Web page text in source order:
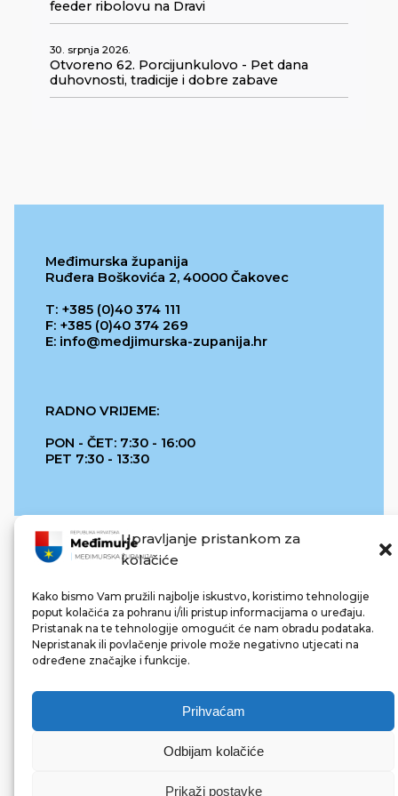
Upravljanje pristankom za
kolačiće
Kako bismo Vam pružili najbolje iskustvo, koristimo tehnologije
poput kolačića za pohranu i/ili pristup informacijama o uređaju.
Pristanak na te tehnologije omogućit će nam obradu podataka.
Nepristanak ili povlačenje privole može negativno utjecati na
određene značajke i funkcije.
Prihvaćam
Odbijam kolačiće
Prikaži postavke
feeder ribolovu na Dravi
30. srpnja 2026.
Otvoreno 62. Porcijunkulovo - Pet dana
duhovnosti, tradicije i dobre zabave
Međimurska županija
Ruđera Boškovića 2, 40000 Čakovec
T: +385 (0)40 374 111
F: +385 (0)40 374 269
E: info@medjimurska-zupanija.hr
RADNO VRIJEME:
PON - ČET: 7:30 - 16:00
PET 7:30 - 13:30
REPUBLIKA HRVATSKA
© 2022 Međimurska županija. Sva prava pridržana.